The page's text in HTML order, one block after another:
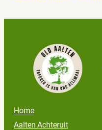
Home
Aalten Achteruit